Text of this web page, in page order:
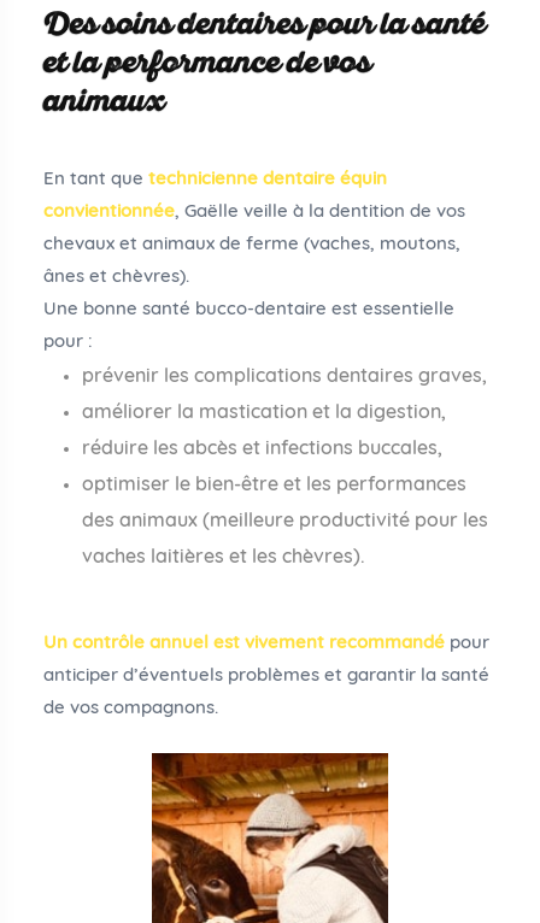
Des soins dentaires pour la santé
et la performance de vos
animaux
En tant que technicienne dentaire équin
convientionnée, Gaëlle veille à la dentition de vos
chevaux et animaux de ferme (vaches, moutons,
ânes et chèvres).
Une bonne santé bucco-dentaire est essentielle
pour :
prévenir les complications dentaires graves,
améliorer la mastication et la digestion,
réduire les abcès et infections buccales,
optimiser le bien-être et les performances
des animaux (meilleure productivité pour les
vaches laitières et les chèvres).
Un contrôle annuel est vivement recommandé pour
anticiper d’éventuels problèmes et garantir la santé
de vos compagnons.